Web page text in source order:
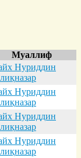
Муаллиф
Нуриддин
Нуриддин
Нуриддин
Нуриддин